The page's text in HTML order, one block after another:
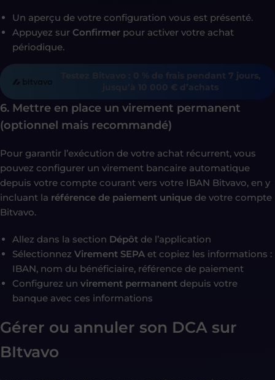
Un aperçu de votre configuration vous est présenté.
Appuyez sur Confirmer pour activer votre achat
périodique.
Testez Bitvavo : 0 % de frais pendant 7 jours,
jusqu’à 10 000 € d’achats
6. Mettre en place un virement permanent
(optionnel mais recommandé)
Pour garantir l’exécution de votre achat récurrent, vous
pouvez configurer un virement bancaire automatique
depuis votre compte courant vers votre IBAN Bitvavo, en y
incluant la référence de paiement unique de votre compte
Bitvavo.
Allez dans la section Dépôt de l’application
Sélectionnez Virement SEPA et copiez les informations :
IBAN, nom du bénéficiaire, référence de paiement
Configurez un virement permanent depuis votre
banque avec ces informations
Gérer ou annuler son DCA sur
BItvavo